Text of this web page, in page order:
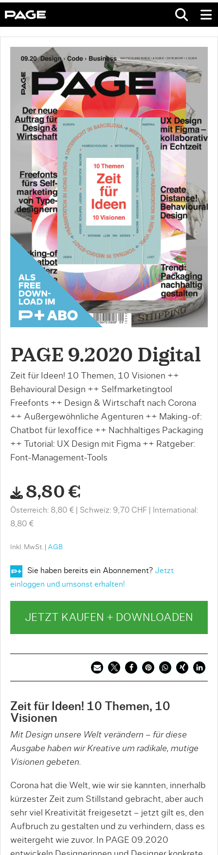
PAGE 9.2020 Digital
Zeit für Ideen! 10 Themen, 10 Visionen ++
Behavioural Design ++ Selfmarketingtool
Freefonts ++ Design & Wirtschaft nach Corona
++ Außergewöhnliche Agenturen ++ Making-of:
Chatbot für lexoffice ++ Nachhaltiges Packaging
++ Tutorial: UX Design mit Figma ++ Ratgeber:
Font-Management-Tools
8,80 €
Österreich: 8,80 € Schweiz: 9,70 CHF
International:
8,80 €
Inkl. MwSt. | AGB
Sie haben bereits ein Abonnement? Jetzt
einloggen und umsonst erhalten!
JETZT KAUFEN + DOWNLOADEN
Zeit für Ideen! 10 Themen, 10
Visionen
Mit Design unsere Welt verändern – für diese
Ausgabe haben wir Kreative um radikale, mutige
Visionen gebeten.
Corona hat die Welt, wie wir sie kannten, innerhalb
kürzester Zeit zum Stillstand gebracht, aber auch
sehr viel Kreativität freigesetzt – jetzt gilt es, den
Aufbruch zu gestalten und zu verhindern, dass es
weitergeht wie zuvor. In PAGE 09.2020